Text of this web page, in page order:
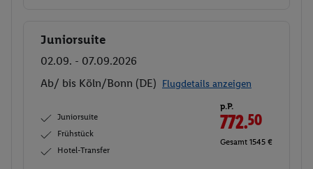
Buchen
Juniorsuite
02.09. - 07.09.2026
Ab/ bis Köln/Bonn (DE) Flugdetails anzeigen
Juniorsuite
Frühstück
Hotel-Transfer
p.P.
772.50
Gesamt 1545 €